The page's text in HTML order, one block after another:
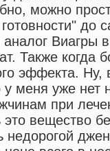
можно
до
Виагры
Также когда
эффекта.
меня уже нет
при
это вещество
недорогой